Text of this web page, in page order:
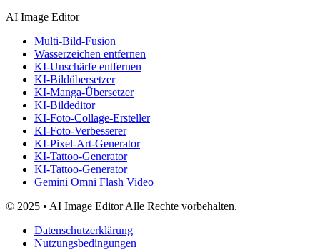
AI Image Editor
Multi-Bild-Fusion
Wasserzeichen entfernen
KI-Unschärfe entfernen
KI-Bildübersetzer
KI-Manga-Übersetzer
KI-Bildeditor
KI-Foto-Collage-Ersteller
KI-Foto-Verbesserer
KI-Pixel-Art-Generator
KI-Tattoo-Generator
KI-Tattoo-Generator
Gemini Omni Flash Video
© 2025 • AI Image Editor Alle Rechte vorbehalten.
Datenschutzerklärung
Nutzungsbedingungen